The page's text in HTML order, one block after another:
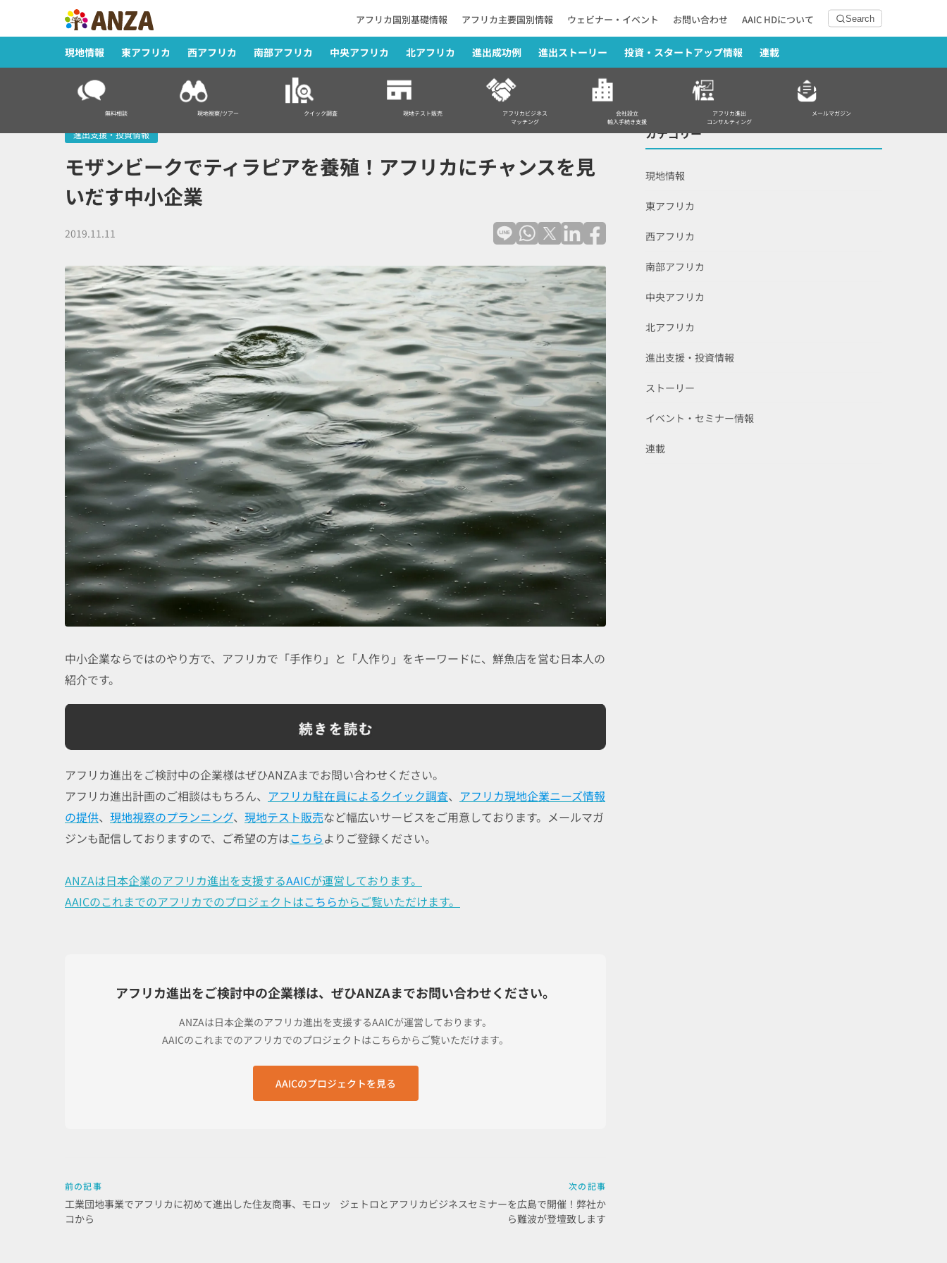
アフリカ国別基礎情報 アフリカ主要国別情報 ウェビナー・イベント お問い合わせ AAIC HDについて Search
現地情報 東アフリカ 西アフリカ 南部アフリカ 中央アフリカ 北アフリカ 進出成功例 進出ストーリー 投資・スタートアップ情報 連載
無料相談 現地視察/ツアー クイック調査 現地テスト販売
アフリカビジネス
マッチング
会社設立
輸入手続き支援
アフリカ進出
コンサルティング
メールマガジン
HOME 進出支援・投資情報 モザンビークでティラピアを養殖！アフリカにチャンスを見いだす中小企業
進出支援・投資情報
モザンビークでティラピアを養殖！アフリカにチャンスを見
いだす中小企業
2019.11.11
中小企業ならではのやり方で、アフリカで「手作り」と「人作り」をキーワードに、鮮魚店を営む日本人の
紹介です。
アフリカ進出をご検討中の企業様はぜひANZAまでお問い合わせください。
アフリカ進出計画のご相談はもちろん、 アフリカ駐在員によるクイック調査、 アフリカ現地企業ニーズ情報
の提供、 現地視察のプランニング、 現地テスト販売など幅広いサービスをご用意しております。メールマガ
ジンも配信しておりますので、ご希望の方はこちらよりご登録ください。
ANZAは日本企業のアフリカ進出を支援するAAICが運営しております。
AAICのこれまでのアフリカでのプロジェクトはこちらからご覧いただけます。
アフリカ進出をご検討中の企業様は、 ぜひANZAまでお問い合わせください。
ANZAは日本企業のアフリカ進出を支援するAAICが運営しております。
AAICのこれまでのアフリカでのプロジェクトはこちらからご覧いただけます。
AAICのプロジェクトを見る
前の記事
工業団地事業でアフリカに初めて進出した住友商事、モロッ
コから
次の記事
ジェトロとアフリカビジネスセミナーを広島で開催！弊社か
ら難波が登壇致します
カテゴリー
現地情報
東アフリカ
西アフリカ
南部アフリカ
中央アフリカ
北アフリカ
進出支援・投資情報
ストーリー
イベント・セミナー情報
連載